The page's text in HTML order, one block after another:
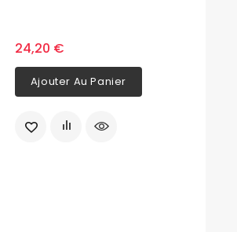
24,20 €
Ajouter Au Panier